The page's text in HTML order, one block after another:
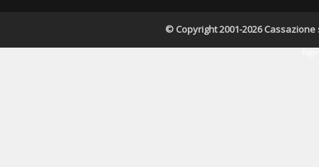
© Copyright 2001-2026 Cassazione